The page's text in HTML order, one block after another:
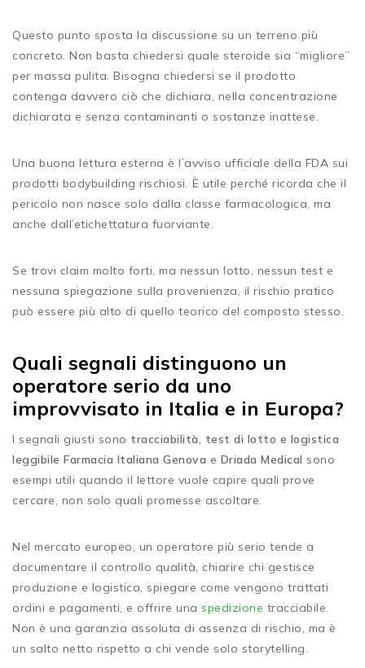
Questo punto sposta la discussione su un terreno più
concreto. Non basta chiedersi quale steroide sia “migliore”
per massa pulita. Bisogna chiedersi se il prodotto
contenga davvero ciò che dichiara, nella concentrazione
dichiarata e senza contaminanti o sostanze inattese.
Una buona lettura esterna è l’avviso ufficiale della FDA sui
prodotti bodybuilding rischiosi. È utile perché ricorda che il
pericolo non nasce solo dalla classe farmacologica, ma
anche dall’etichettatura fuorviante.
Se trovi claim molto forti, ma nessun lotto, nessun test e
nessuna spiegazione sulla provenienza, il rischio pratico
può essere più alto di quello teorico del composto stesso.
Quali segnali distinguono un
operatore serio da uno
improvvisato in Italia e in Europa?
I segnali giusti sono tracciabilità, test di lotto e logistica
leggibile Farmacia Italiana Genova e Driada Medical sono
esempi utili quando il lettore vuole capire quali prove
cercare, non solo quali promesse ascoltare.
Nel mercato europeo, un operatore più serio tende a
documentare il controllo qualità, chiarire chi gestisce
produzione e logistica, spiegare come vengono trattati
ordini e pagamenti, e offrire una spedizione tracciabile.
Non è una garanzia assoluta di assenza di rischio, ma è
un salto netto rispetto a chi vende solo storytelling.